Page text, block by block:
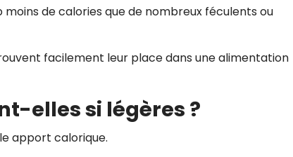
de calories que de nombreux féculents ou
facilement leur place dans une alimentation
elles si légères ?
apport calorique.